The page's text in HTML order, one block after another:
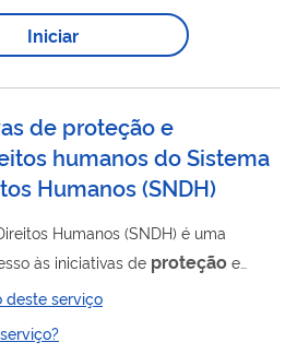
Iniciar
de proteção e
humanos do Sistema
Humanos(SNDH)
Humanos (SNDH) é uma
às iniciativas de proteção e
do Ministério da Mulher, da
(MMFDH) cuja implementação
dos entes subnacionais e de
deste serviço